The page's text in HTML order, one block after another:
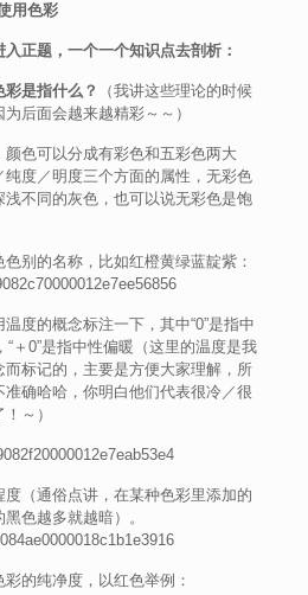
用色彩
正题，一个一个知识点去剖析：
是指什么？
（我讲这些理论的时候
后面会越来越精彩～～）
色可以分成有彩色和五彩色两大
度／明度三个方面的属性，无彩色
不同的灰色，也可以说无彩色是饱
别的名称，比如红橙黄绿蓝靛紫：
度的概念标注一下，其中“0”是指中
“＋0”是指中性偏暖（这里的温度是我
标记的，主要是方便大家理解，所
确哈哈，你明白他们代表很冷／很
～）
（通俗点讲，在某种色彩里添加的
色越多就越暗）。
的纯净度，以红色举例：